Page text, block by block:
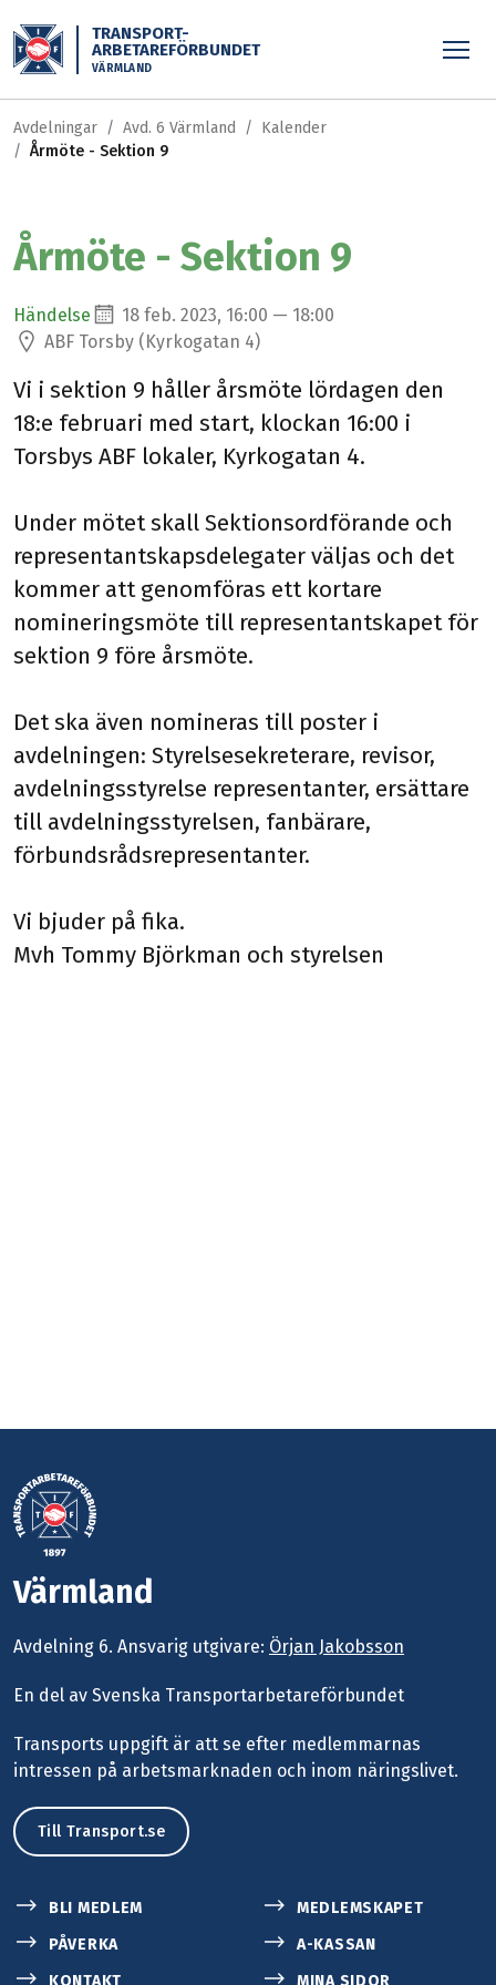
TRANSPORT-
ARBETAREFÖRBUNDET
VÄRMLAND
Avdelningar Avd. 6 Värmland
Kalender
Årmöte - Sektion 9
Årmöte - Sektion 9
Händelse
18 feb. 2023, 16:00 — 18:00
ABF Torsby (Kyrkogatan 4)
Vi i sektion 9 håller årsmöte lördagen den
18:e februari med start, klockan 16:00 i
Torsbys ABF lokaler, Kyrkogatan 4.
Under mötet skall Sektionsordförande och
representantskapsdelegater väljas och det
kommer att genomföras ett kortare
nomineringsmöte till representantskapet för
sektion 9 före årsmöte.
Det ska även nomineras till poster i
avdelningen: Styrelsesekreterare, revisor,
avdelningsstyrelse representanter, ersättare
till avdelningsstyrelsen, fanbärare,
förbundsrådsrepresentanter.
Vi bjuder på fika.
Mvh Tommy Björkman och styrelsen
Värmland
Avdelning 6. Ansvarig utgivare: Örjan Jakobsson
En del av Svenska Transportarbetareförbundet
Transports uppgift är att se efter medlemmarnas
intressen på arbetsmarknaden och inom näringslivet.
Till Transport.se
BLI MEDLEM
MEDLEMSKAPET
PÅVERKA
A-KASSAN
KONTAKT
MINA SIDOR